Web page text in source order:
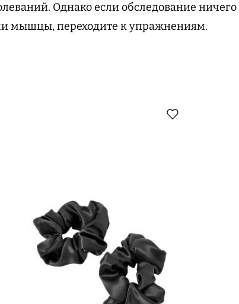
Однако если обследование ничего
мышцы, переходите к упражнениям.